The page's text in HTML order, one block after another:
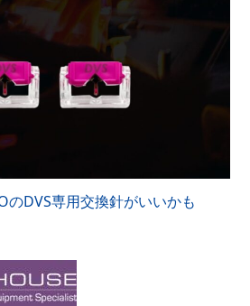
のDVS専用交換針がいいかも